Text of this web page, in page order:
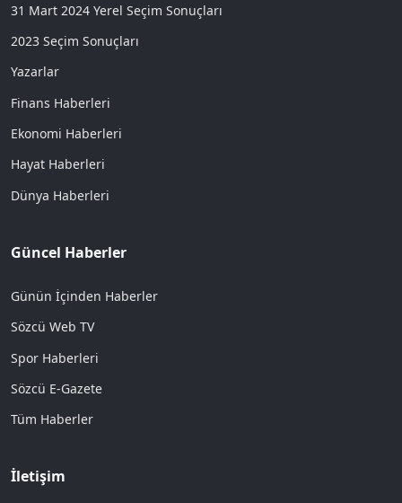
31 Mart 2024 Yerel Seçim Sonuçları
2023 Seçim Sonuçları
Yazarlar
Finans Haberleri
Ekonomi Haberleri
Hayat Haberleri
Dünya Haberleri
Güncel Haberler
Günün İçinden Haberler
Sözcü Web TV
Spor Haberleri
Sözcü E-Gazete
Tüm Haberler
İletişim